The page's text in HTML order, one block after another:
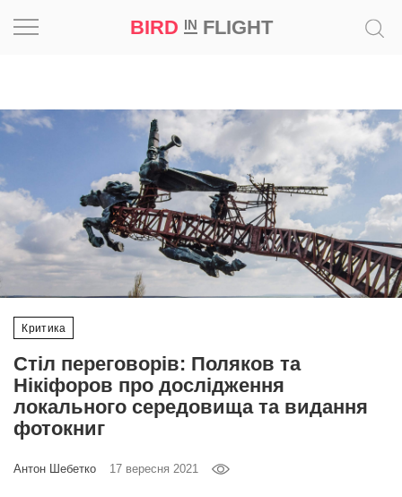
BIRD INFLIGHT
Критика
Стіл переговорів: Поляков та
Нікіфоров про дослідження
локального середовища та видання
фотокниг
Антон Шебетко 17 вересня 2021